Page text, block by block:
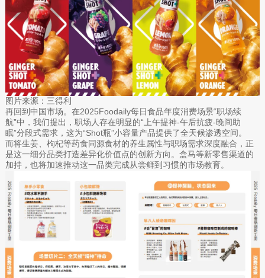
图片来源：三得利
再回到中国市场。在2025Foodaily每日食品年度消费场景“职场续
航”中，我们提出，职场人存在明显的“上午提神-午后抗疲-晚间助
眠”分段式需求，这为“Shot瓶”小容量产品提供了全天候渗透空间。
而将生姜、枸杞等药食同源食材的养生属性与职场需求深度融合，正
是这一细分品类打造差异化价值点的创新方向。盒马等新零售渠道的
加持，也将加速推动这一品类完成从尝鲜到习惯的市场教育。